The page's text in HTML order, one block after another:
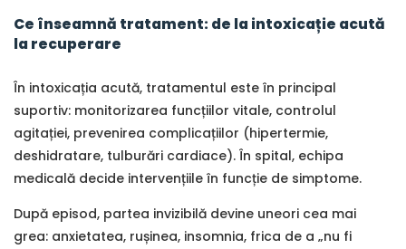
Ce înseamnă tratament: de la intoxicație acută
la recuperare
În intoxicația acută, tratamentul este în principal
suportiv: monitorizarea funcțiilor vitale, controlul
agitației, prevenirea complicațiilor (hipertermie,
deshidratare, tulburări cardiace). În spital, echipa
medicală decide intervențiile în funcție de simptome.
După episod, partea invizibilă devine uneori cea mai
grea: anxietatea, rușinea, insomnia, frica de a „nu fi